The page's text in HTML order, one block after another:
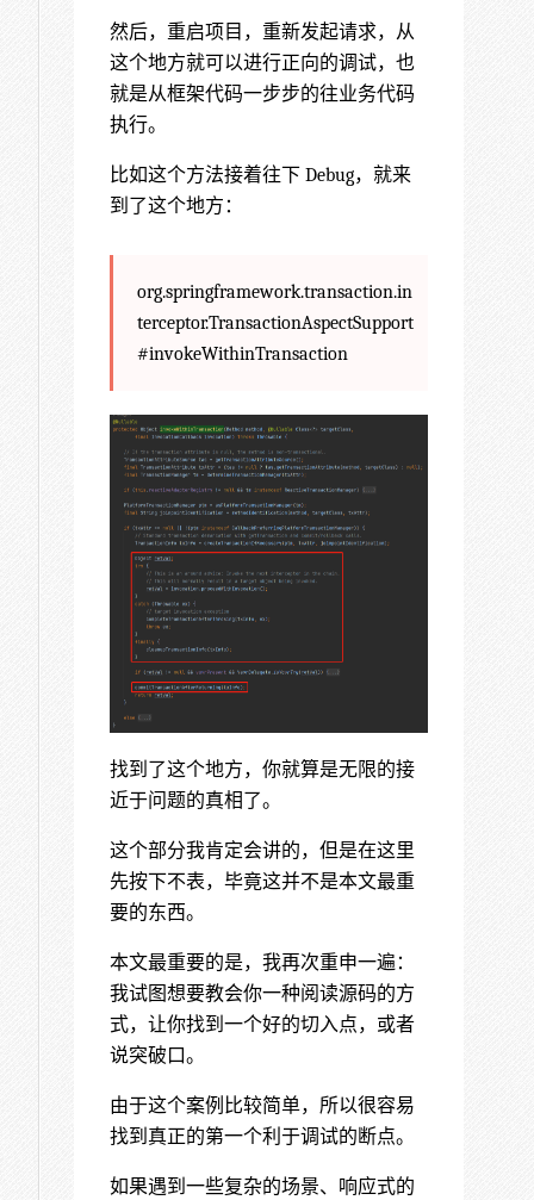
然后，重启项目，重新发起请求，从
这个地方就可以进行正向的调试，也
就是从框架代码一步步的往业务代码
执行。
比如这个方法接着往下 Debug，就来
到了这个地方：
org.springframework.transaction.in
terceptor.TransactionAspectSupport
#invokeWithinTransaction
找到了这个地方，你就算是无限的接
近于问题的真相了。
这个部分我肯定会讲的，但是在这里
先按下不表，毕竟这并不是本文最重
要的东西。
本文最重要的是，我再次重申一遍：
我试图想要教会你一种阅读源码的方
式，让你找到一个好的切入点，或者
说突破口。
由于这个案例比较简单，所以很容易
找到真正的第一个利于调试的断点。
如果遇到一些复杂的场景、响应式的